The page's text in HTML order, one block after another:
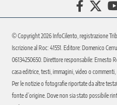
© Copyright 2026 InfoCilento, registrazione
Iscrizione al Roc: 41551. Editore: Domenico
06134250650. Direttore responsabile: Ernesto
casa editrice, testi, immagini, video o
Per le notizie o fotografie riportate da altre
fonte d’origine. Dove non sia stato possibile